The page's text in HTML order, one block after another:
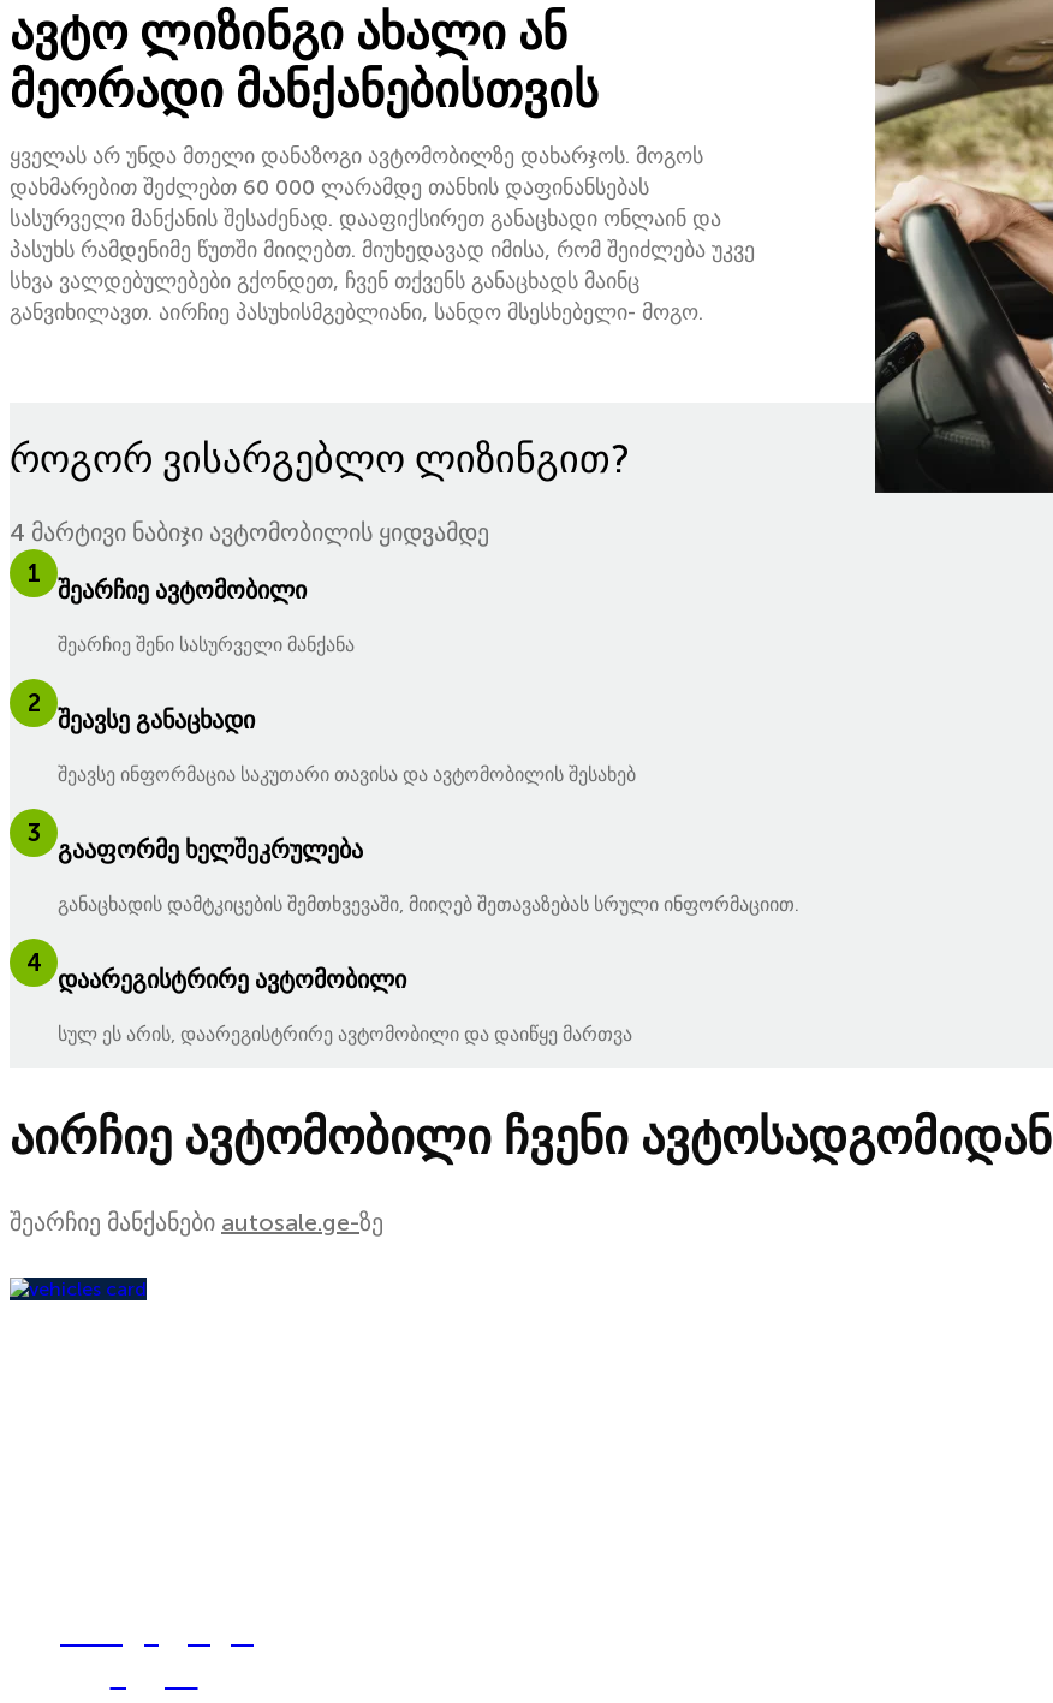
ავტო ლიზინგი ახალი ან
მეორადი მანქანებისთვის
ყველას არ უნდა მთელი დანაზოგი ავტომობილზე დახარჯოს. მოგოს
დახმარებით შეძლებთ 60 000 ლარამდე თანხის დაფინანსებას
სასურველი მანქანის შესაძენად. დააფიქსირეთ განაცხადი ონლაინ და
პასუხს რამდენიმე წუთში მიიღებთ. მიუხედავად იმისა, რომ შეიძლება უკვე
სხვა ვალდებულებები გქონდეთ, ჩვენ თქვენს განაცხადს მაინც
განვიხილავთ. აირჩიე პასუხისმგებლიანი, სანდო მსესხებელი- მოგო.
როგორ ვისარგებლო ლიზინგით?
4 მარტივი ნაბიჯი ავტომობილის ყიდვამდე
1
შეარჩიე ავტომობილი
შეარჩიე შენი სასურველი მანქანა
2
შეავსე განაცხადი
შეავსე ინფორმაცია საკუთარი თავისა და ავტომობილის შესახებ
3
გააფორმე ხელშეკრულება
განაცხადის დამტკიცების შემთხვევაში, მიიღებ შეთავაზებას სრული ინფორმაციით.
4
დაარეგისტრირე ავტომობილი
სულ ეს არის, დაარეგისტრირე ავტომობილი და დაიწყე მართვა
აირჩიე ავტომობილი ჩვენი ავტოსადგომიდან
შეარჩიე მანქანები autosale.ge-ზე